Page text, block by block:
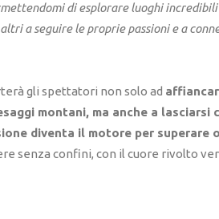
di esplorare luoghi
altri a seguire le proprie passioni e a
gli spettatori non solo ad
montani, ma anche a lasciarsi
diventa il motore per superare
senza confini, con il cuore rivolto